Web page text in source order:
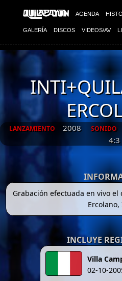
AGENDA
GALERÍA DISCOS VIDEOS/AV
LANZAMIENTO 2008 SONIDO
4:3
Grabación efectuada en vivo
Ercolano,
INCLUYE
Villa
02-10-